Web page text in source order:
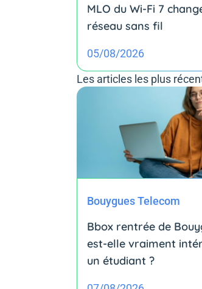
MLO du Wi-Fi 7
réseau sans fil
05/08/2026
Les articles les plus
Bouygues Telecom
Bbox rentrée de
est-elle vraiment
un étudiant ?